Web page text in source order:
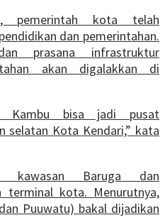
pemerintah kota telah
dan pemerintahan.
prasana infrastruktur
akan digalakkan di
Kambu bisa jadi pusat
selatan Kota Kendari,” kata
kawasan Baruga dan
terminal kota. Menurutnya,
Puuwatu) bakal dijadikan